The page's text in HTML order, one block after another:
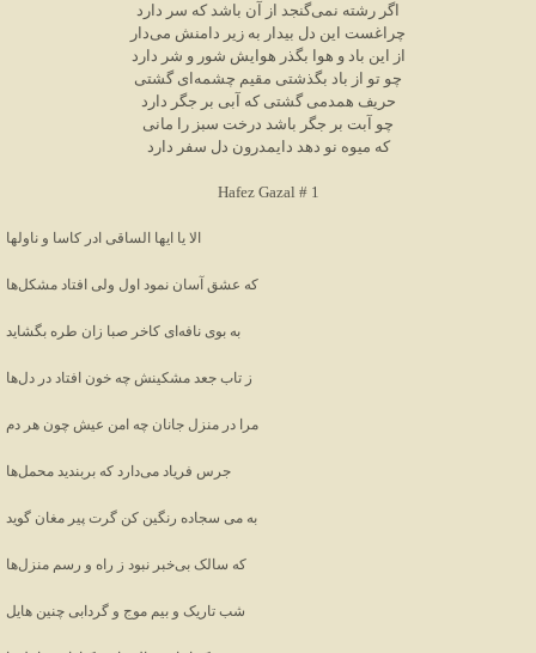
اگر رشته نمی‌گنجد از آن باشد که سر دارد
چراغست این دل بیدار به زیر دامنش می‌دار
از این باد و هوا بگذر هوایش شور و شر دارد
چو تو از باد بگذشتی مقیم چشمه‌ای گشتی
حریف همدمی گشتی که آبی بر جگر دارد
چو آبت بر جگر باشد درخت سبز را مانی
که میوه نو دهد دایمدرون دل سفر دارد
Hafez Gazal # 1
الا یا ایها الساقی ادر کاسا و ناولها
که عشق آسان نمود اول ولی افتاد مشکل‌ها
به بوی نافه‌ای کاخر صبا زان طره بگشاید
ز تاب جعد مشکینش چه خون افتاد در دل‌ها
مرا در منزل جانان چه امن عیش چون هر دم
جرس فریاد می‌دارد که بربندید محمل‌ها
به می سجاده رنگین کن گرت پیر مغان گوید
که سالک بی‌خبر نبود ز راه و رسم منزل‌ها
شب تاریک و بیم موج و گردابی چنین هایل